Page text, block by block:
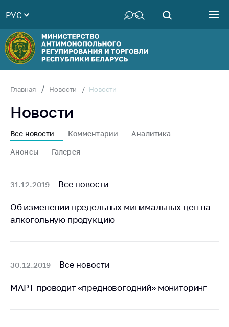
Руководство
Структура
Министерства
Территориальные
Законодательство
Антикоррупционная
деятельность
совет
Соискателям
Награждения
товарная биржа
жизнь
РУС
Главная Новости Новости
Новости
Все новости Комментарии Аналитика
Анонсы Галерея
31.12.2019 Все новости
Об изменении предельных минимальных цен на
алкогольную продукцию
30.12.2019 Все новости
МАРТ проводит «предновогодний» мониторинг